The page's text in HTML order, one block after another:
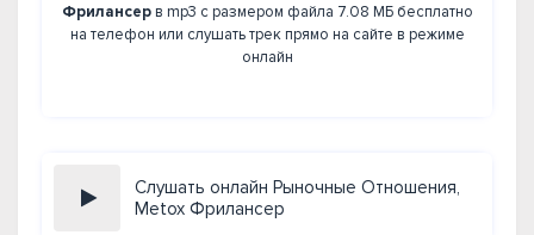
Фрилансерв mp3 с размером файла 7.08 МБ бесплатно
на телефон или слушать трек прямо на сайте в режиме
онлайн
Слушать онлайн Рыночные Отношения,
Metox Фрилансер